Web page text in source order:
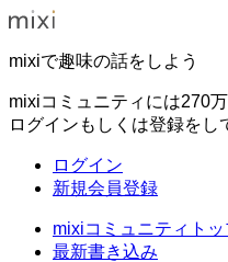
mixiで趣味の話をしよう
mixiコミュニティには270
ログインもしくは登録をし
ログイン
新規会員登録
mixiコミュニティトッ
最新書き込み